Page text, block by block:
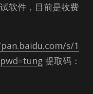
软件，目前是收费
s/1
提取码：